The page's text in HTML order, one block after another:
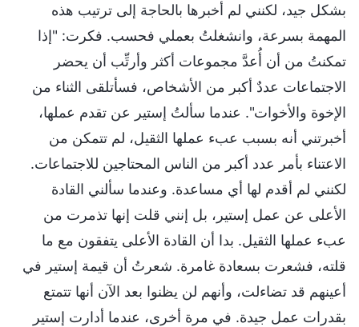
بشكل جيد، لكنني لم أخبرها بالحاجة إلى ترتيب هذه
المهمة بسرعة، وانشغلتُ بعملي فحسب. فكرت: "إذا
تمكنتُ من أن أُعدَّ مجموعات أكثر وأرتِّب أن يحضر
الاجتماعات عددٌ أكبر من الأشخاص، فسأتلقى الثناء من
الإخوة والأخوات". عندما سألتُ إستير عن تقدم عملها،
أخبرتني أنه بسبب عبء عملها الثقيل، لم تتمكن من
الاعتناء بأمر عدد أكبر من الناس المحتاجين للاجتماعات.
لكنني لم أقدم لها أي مساعدة. وعندما سألني القادة
الأعلى عن عمل إستير، بل إنني قلت إنها تذمرت من
عبء عملها الثقيل. بدا أن القادة الأعلى يتفقون مع ما
قلته، فشعرت بسعادة غامرة. شعرتُ أن قيمة إستير في
أعينهم قد تضاءلت، وأنهم لن يظنوا بعد الآن أنها تتمتع
بقدرات عمل جيدة. في مرة أخرى، عندما أدارت إستير